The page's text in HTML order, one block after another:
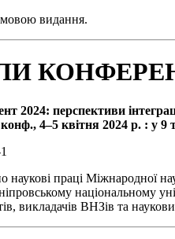
мовою видання.
2024: перспективи
4–5 квітня 2024 р. : у 9
наукові праці Міжнародної
національному
викладачів ВНЗів та